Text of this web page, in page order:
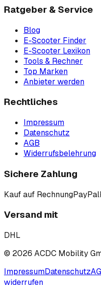
Ratgeber & Service
Blog
E-Scooter Finder
E-Scooter Lexikon
Tools & Rechner
Top Marken
Anbieter werden
Rechtliches
Impressum
Datenschutz
AGB
Widerrufsbelehrung
Sichere Zahlung
Kauf auf RechnungPayPal
Versand mit
DHL
© 2026 ACDC Mobility
ImpressumDatenschutz
widerrufen